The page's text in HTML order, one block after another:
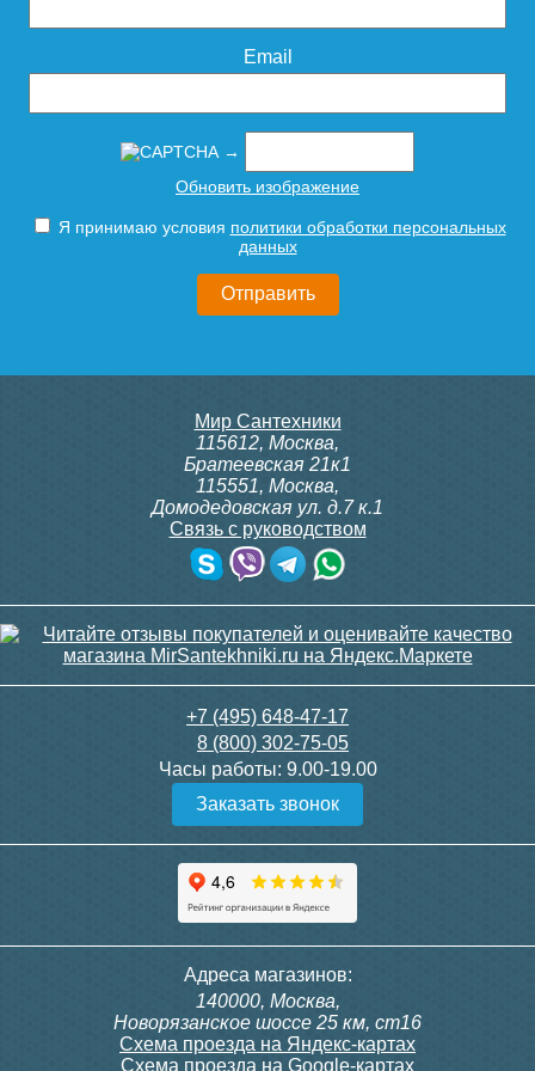
Email
→
Обновить изображение
Я принимаю условия политики обработки персональных
данных
Мир Сантехники
115612, Москва,
Братеевская 21к1
115551, Москва,
Домодедовская ул. д.7 к.1
Связь с руководством
+7 (495) 648-47-17
8 (800) 302-75-05
Часы работы: 9.00-19.00
Заказать звонок
Адреса магазинов:
140000, Москва,
Новорязанское шоссе 25 км, ст16
Схема проезда на Яндекс-картах
Схема проезда на Google-картах